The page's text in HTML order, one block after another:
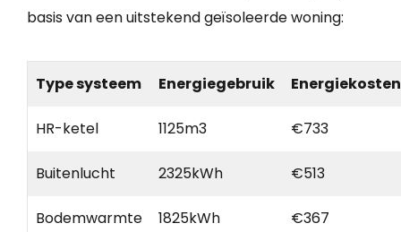
basis van een uitstekend geïsoleerde woning:
Type systeem Energiegebruik Energiekosten
HR-ketel 1125m3 €733
Buitenlucht 2325kWh €513
Bodemwarmte 1825kWh €367